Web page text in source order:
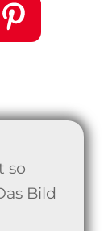
so
Bild